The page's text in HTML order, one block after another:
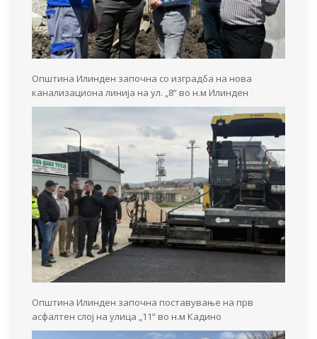
Општина Илинден започна со изградба на нова
канализациона линија на ул. „8“ во н.м Илинден
Општина Илинден започна поставување на прв
асфалтен слој на улица „11“ во н.м Кадино